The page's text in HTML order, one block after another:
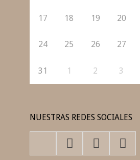
17 18 19 20
24 25 26 27
31 1 2 3
NUESTRAS REDES SOCIALES